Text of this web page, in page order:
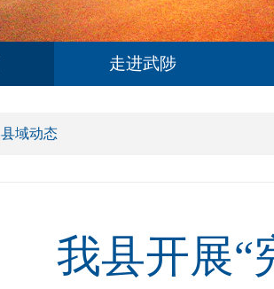
走进武陟
县域动态
我县开展“